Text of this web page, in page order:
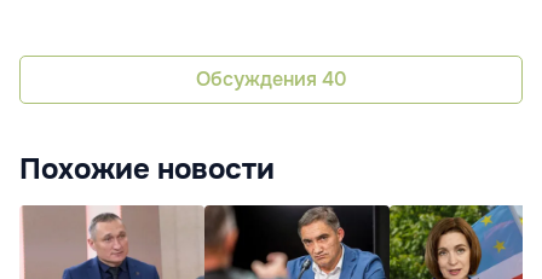
Обсуждения 40
Похожие новости